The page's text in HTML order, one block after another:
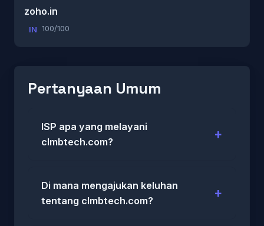
zoho.in
IN 100/100
Pertanyaan Umum
ISP apa yang melayani
clmbtech.com?
Di mana mengajukan keluhan
tentang clmbtech.com?